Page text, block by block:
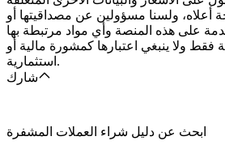
أعلاه، ولسنا مسؤولين عن مصداقيتها أو
على هذه المنصة وأي مواد مرتبطة بها
فقط ولا ينبغي اعتبارها كمشورة مالية أو
استثمارية.
شارك
ابحث عن دليل شراء العملات المشفرة